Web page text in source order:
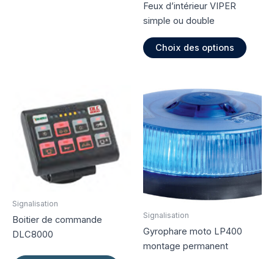
Feux d’intérieur VIPER
simple ou double
Choix des options
Les
être
sur
la
Signalisation
Boitier de commande
DLC8000
Signalisation
Gyrophare moto LP400
montage permanent